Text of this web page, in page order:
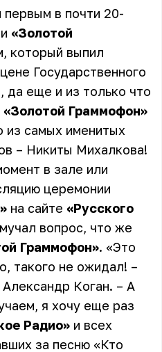
первым в почти 20-
«Золотой
который выпил
Государственного
да еще и из только что
«Золотой Граммофон»
из самых именитых
– Никиты Михалкова!
в зале или
церемонии
на сайте «Русского
вопрос, что же
Граммофон». «Это
такого не ожидал! –
Коган. – А
я хочу еще раз
Радио» и всех
за песню «Кто